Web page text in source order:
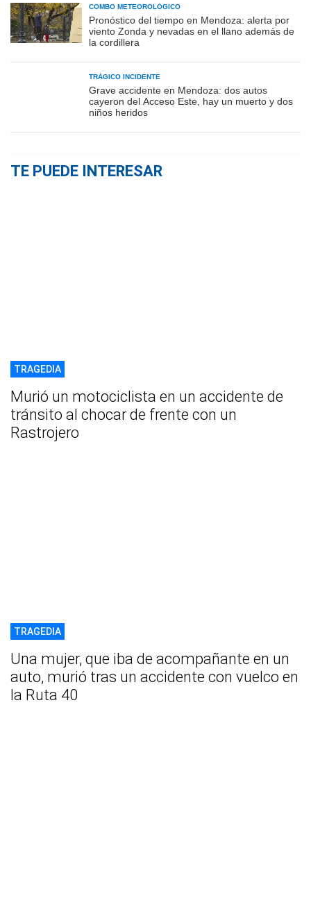
COMBO METEOROLÓGICO
Pronóstico del tiempo en Mendoza: alerta por
viento Zonda y nevadas en el llano además de
la cordillera
TRÁGICO INCIDENTE
Grave accidente en Mendoza: dos autos
cayeron del Acceso Este, hay un muerto y dos
niños heridos
TE PUEDE INTERESAR
TRAGEDIA
Murió un motociclista en un accidente de
tránsito al chocar de frente con un
Rastrojero
TRAGEDIA
Una mujer, que iba de acompañante en un
auto, murió tras un accidente con vuelco en
la Ruta 40